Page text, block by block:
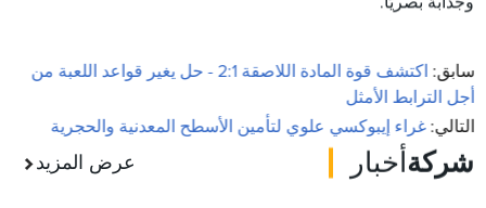
سابق:
اكتشف قوة المادة اللاصقة 2:1 - حل يغير قواعد اللعبة من
أجل الترابط الأمثل
التالي: غراء إيبوكسي علوي لتأمين الأسطح المعدنية والحجرية
شركة أخبار عرض المزيد